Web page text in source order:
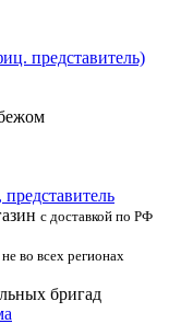
представитель)
с доставкой по РФ
во всех регионах
бригад